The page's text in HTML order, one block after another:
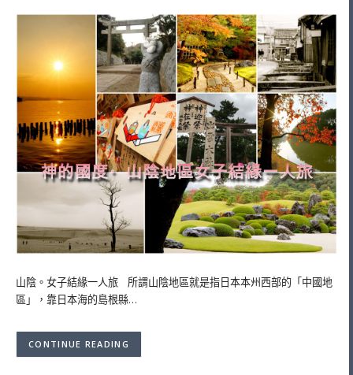
山陰。女子結緣一人旅 所謂山陰地區就是指日本本州西部的「中國地
區」，靠日本海的島根縣…
CONTINUE READING